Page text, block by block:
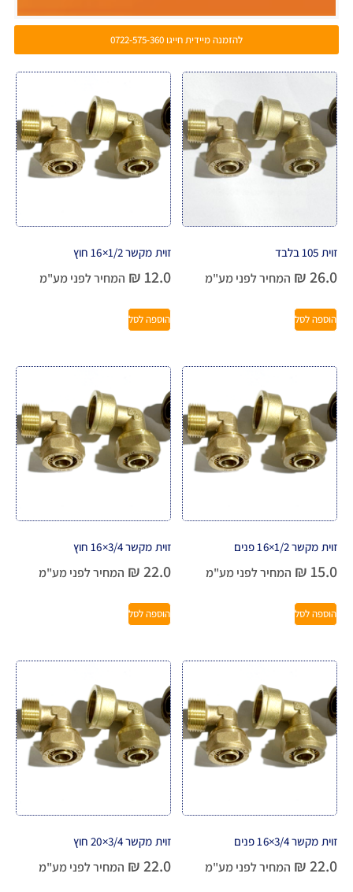
להזמנה מיידית חייגו 0722-575-360
זוית 105 בלבד
₪26.0 המחיר לפני מע"מ
הוספה לסל
זוית מקשר 1/2×16 חוץ
₪ 12.0 המחיר לפני מע"מ
הוספה לסל
זוית מקשר 1/2×16 פנים
₪ 15.0 המחיר לפני מע"מ
הוספה לסל
זוית מקשר 3/4×16 חוץ
₪22.0 המחיר לפני מע"מ
הוספה לסל
זוית מקשר 3/4×16 פנים
₪22.0 המחיר לפני מע"מ
זוית מקשר 3/4×20 חוץ
₪22.0 המחיר לפני מע"מ